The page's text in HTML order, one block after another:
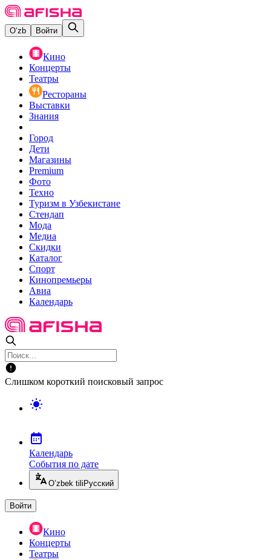
O‘zb Войти
Кино
Концерты
Театры
Рестораны
Выставки
Знания
Город
Дети
Магазины
Premium
Фото
Техно
Туризм в Узбекистане
Стендап
Мода
Медиа
Скидки
Каталог
Спорт
Кинопремьеры
Авиа
Календарь
Слишком короткий поисковый запрос
Календарь
События по дате
O’zbek tili Русский
Войти
Кино
Концерты
Театры